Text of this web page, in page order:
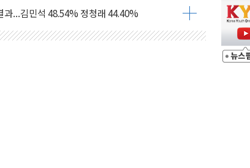
민석 47.37% 정청래 45.71% 송영길 6.92%
청래 47.82% 김민석 46.35% 송영길 5.83%
맞이…"마음 잇는 시간 되길"
나…재상고 앞두고 막판 셈법
대폭 감소한 9.4%↓…유통업계 양극화 심화